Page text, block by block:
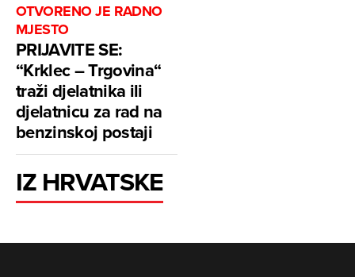
OTVORENO JE RADNO
MJESTO
PRIJAVITE SE:
“Krklec – Trgovina“
traži djelatnika ili
djelatnicu za rad na
benzinskoj postaji
IZ HRVATSKE